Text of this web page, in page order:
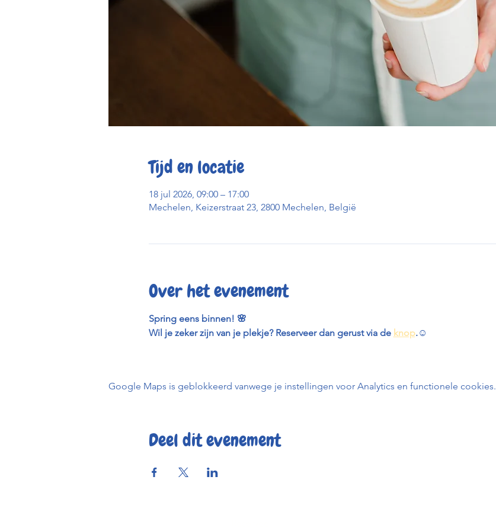
Tijd en locatie
18 jul 2026, 09:00 – 17:00
Mechelen, Keizerstraat 23, 2800 Mechelen, België
Over het evenement
Spring eens binnen! 🌸
Wil je zeker zijn van je plekje? Reserveer dan gerust via de knop.☺️
Google Maps is geblokkeerd vanwege je instellingen voor Analytics en functionele cookies.
Deel dit evenement